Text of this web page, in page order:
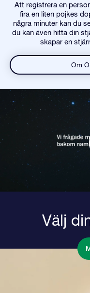
Att registrera en
fira en liten pojkes
några minuter kan du
du kan även hitta din
skapar en
Om
Välj